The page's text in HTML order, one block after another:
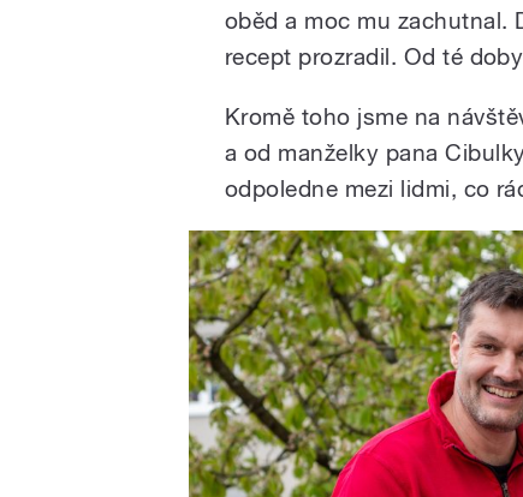
oběd a moc mu zachutnal.
recept prozradil. Od té
Kromě toho jsme na
a od manželky pana
odpoledne mezi lidmi, co